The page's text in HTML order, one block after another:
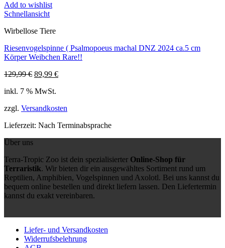
Add to wishlist
Schnellansicht
Wirbellose Tiere
Riesenvogelspinne ( Psalmopoeus machal DNZ 2024 ca.5 cm
Körper Weibchen Rare!!
129,99€ Ursprünglicher
war:
89,99 €Aktueller
inkl. 7 % MwSt.
zzgl. Versandkosten
Lieferzeit: Nach Terminabsprache
Über uns
Terra-Tropic Zoo ist dein spezialisierter Online-Shop für
Terraristik. Wir bieten dir ein ausgewähltes Sortiment rund um
Reptilien, Amphibien, Vogelspinnen und Axolotl. Bei uns kannst du
bequem online bestellen und direkt liefern lassen. Den Liefertermin
kannst du exakt vereinbaren.
Liefer- und Versandkosten
Widerrufsbelehrung